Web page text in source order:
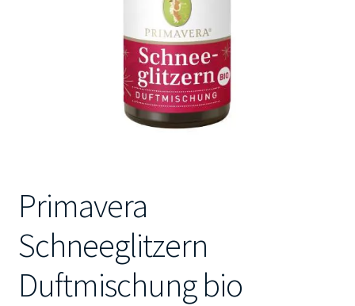
Primavera
Schneeglitzern
Duftmischung bio